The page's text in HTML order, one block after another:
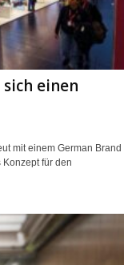
einen
mit einem German Brand
für den